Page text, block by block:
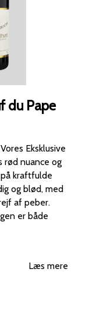
du Pape
Eksklusive
af peber.
er både
er
og 5%
i Boisson-
Læs mere